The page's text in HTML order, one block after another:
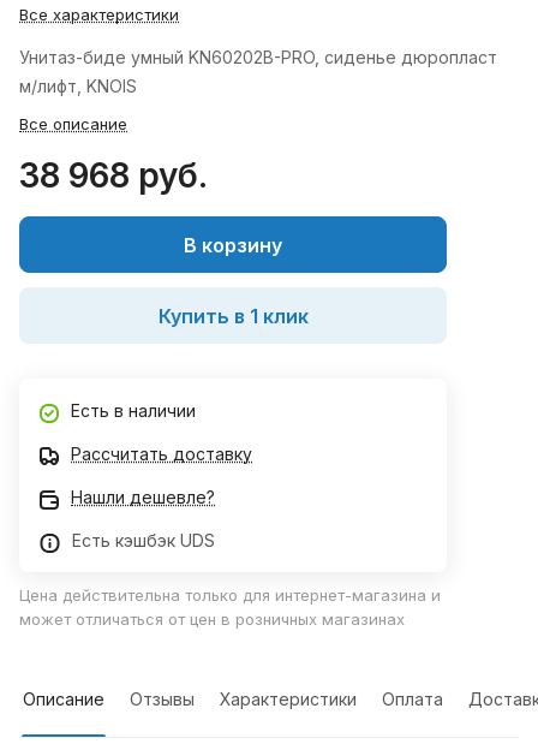
Все характеристики
Унитаз-биде умный KN60202B-PRO, сиденье дюропласт
м/лифт, KNOIS
Все описание
38 968 руб.
В корзину
Купить в 1 клик
Есть в наличии
Рассчитать доставку
Нашли дешевле?
Есть кэшбэк UDS
Цена действительна только для интернет-магазина и
может отличаться от цен в розничных магазинах
Описание Отзывы Характеристики Оплата